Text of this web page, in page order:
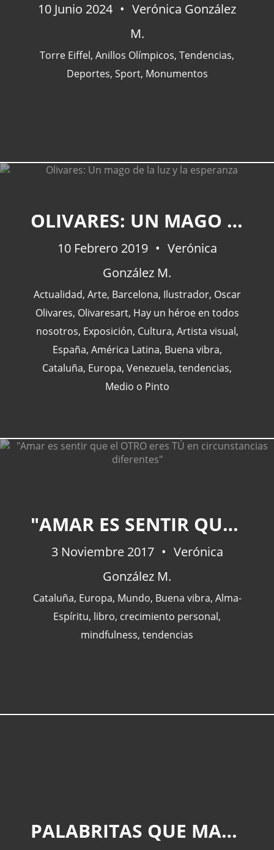
10 Junio 2024
Verónica González
M.
Torre Eiffel, Anillos Olímpicos, Tendencias,
Deportes, Sport, Monumentos
OLIVARES: UN MAGO DE LA LUZ Y LA ESPERANZA
10 Febrero 2019
Verónica
González M.
Actualidad, Arte, Barcelona, Ilustrador, Oscar
Olivares, Olivaresart, Hay un héroe en todos
nosotros, Exposición, Cultura, Artista visual,
España, América Latina, Buena vibra,
Cataluña, Europa, Venezuela, tendencias,
Medio o Pinto
"AMAR ES SENTIR QUE EL OTRO ERES TÚ EN CIRCUNSTANCIAS DIFERENTES"
3 Noviembre 2017
Verónica
González M.
Cataluña, Europa, Mundo, Buena vibra, Alma-
Espíritu, libro, crecimiento personal,
mindfulness, tendencias
PALABRITAS QUE MARCAN TENDENCIA EN EL 2015